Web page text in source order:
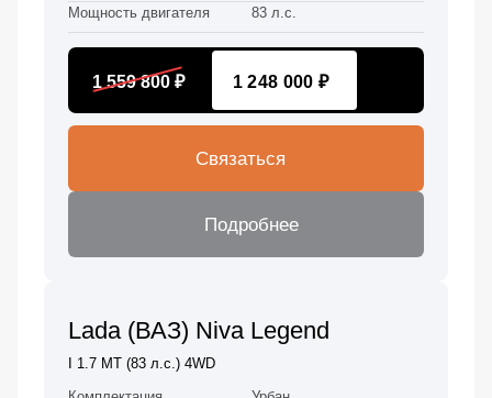
Мощность двигателя
83 л.с.
1 559 800 ₽ 1 248 000 ₽
Связаться
Подробнее
Lada (ВАЗ) Niva Legend
I 1.7 MT (83 л.с.) 4WD